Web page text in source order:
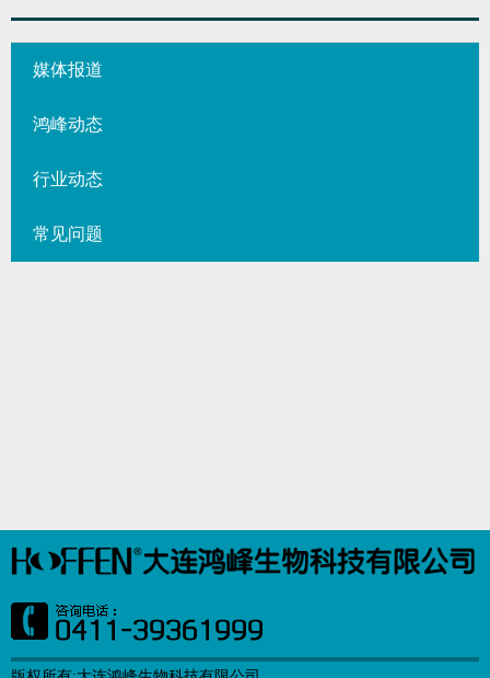
媒体报道
鸿峰动态
行业动态
常见问题